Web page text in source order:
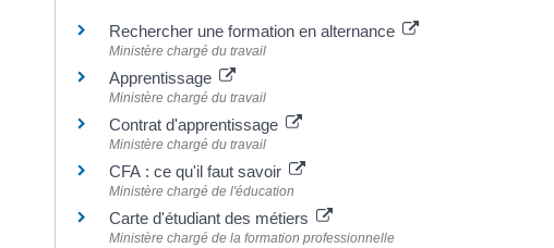
Rechercher une formation en alternance
Ministère chargé du travail
Apprentissage
Ministère chargé du travail
Contrat d'apprentissage
Ministère chargé du travail
CFA : ce qu'il faut savoir
Ministère chargé de l'éducation
Carte d'étudiant des métiers
Ministère chargé de la formation professionnelle